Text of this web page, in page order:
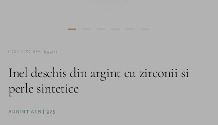
COD PRODUS 195411
Inel deschis din argint cu zirconii si
perle sintetice
ARGINT ALB | 925